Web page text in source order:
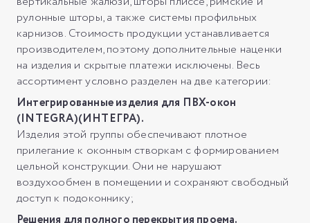
рулонные шторы, а также системы профильных
карнизов. Стоимость продукции устанавливается
производителем, поэтому дополнительные наценки
на изделия и скрытые платежи исключены. Весь
ассортимент условно разделен на две категории:
Интегрированные изделия для ПВХ-окон
(INTEGRA)(ИНТЕГРА).
Изделия этой группы обеспечивают плотное
прилегание к оконным створкам с формированием
цельной конструкции. Они не нарушают
воздухообмен в помещении и сохраняют свободный
доступ к подоконнику;